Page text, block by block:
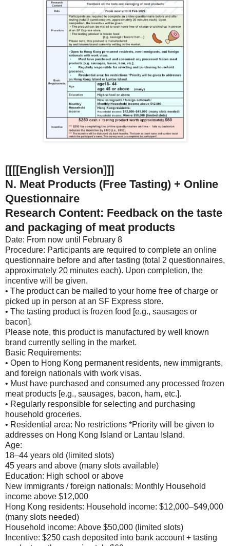
[[[[English Version]]]
N. Meat Products (Free Tasting) + Online
Questionnaire
Research Content: Feedback on the taste
and packaging of meat products
Date: From now until February 8
Procedure: Participants are required to complete an online
questionnaire before and after tasting (total 2 questionnaires,
approximately 20 minutes each). Upon completion, the
incentive will be given.
• The product can be mailed to your home free of charge or
picked up in person at an SF Express store.
• The tasting product is frozen food [e.g., sausages or
bacon].
Please note, this product is manufactured by well known
brand currently selling in the market.
Basic Requirements:
• Open to Hong Kong permanent residents, new immigrants,
and foreign nationals with work visas.
• Must have purchased and consumed any processed frozen
meat products [e.g., sausages, bacon, ham, etc.].
• Regularly responsible for selecting and purchasing
household groceries.
• Residential area: No restrictions *Priority will be given to
addresses on Hong Kong Island or Lantau Island.
Age:
18–44 years old (limited slots)
45 years and above (many slots available)
Education: High school or above
New immigrants / foreign nationals: Monthly Household
income above $12,000
Hong Kong residents: Household income: $12,000–$49,000
(many slots needed)
Household income: Above $50,000 (limited slots)
Incentive: $250 cash deposited into bank account + tasting